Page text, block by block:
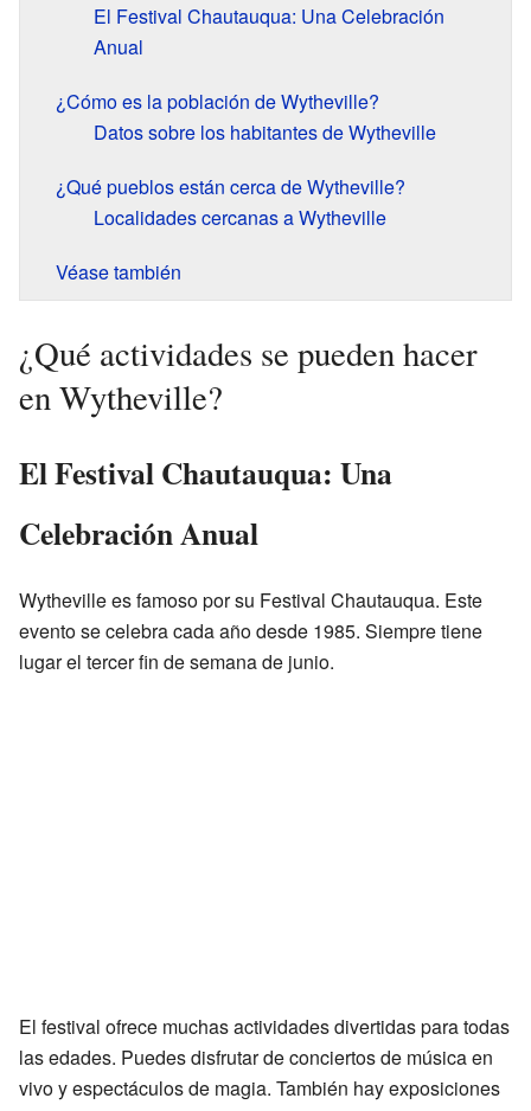
El Festival Chautauqua: Una Celebración
Anual
¿Cómo es la población de Wytheville?
Datos sobre los habitantes de Wytheville
¿Qué pueblos están cerca de Wytheville?
Localidades cercanas a Wytheville
Véase también
¿Qué actividades se pueden hacer
en Wytheville?
El Festival Chautauqua: Una
Celebración Anual
Wytheville es famoso por su Festival Chautauqua. Este
evento se celebra cada año desde 1985. Siempre tiene
lugar el tercer fin de semana de junio.
El festival ofrece muchas actividades divertidas para todas
las edades. Puedes disfrutar de conciertos de música en
vivo y espectáculos de magia. También hay exposiciones